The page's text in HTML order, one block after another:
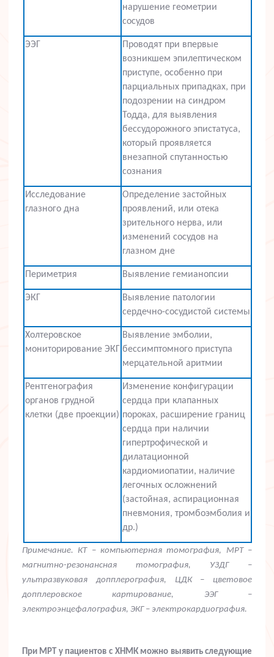
нарушение геометрии
сосудов
ЭЭГ
Проводят при впервые
возникшем эпилептическом
приступе, особенно при
парциальных припадках, при
подозрении на синдром
Тодда, для выявления
бессудорожного эпистатуса,
который проявляется
внезапной спутанностью
сознания
Исследование
глазного дна
Определение застойных
проявлений, или отека
зрительного нерва, или
изменений сосудов на
глазном дне
Периметрия Выявление гемианопсии
ЭКГ
Выявление патологии
сердечно-сосудистой системы
Холтеровское
мониторирование ЭКГ
Выявление эмболии,
бессимптомного приступа
мерцательной аритмии
Рентгенография
органов грудной
клетки (две проекции)
Изменение конфигурации
сердца при клапанных
пороках, расширение границ
сердца при наличии
гипертрофической и
дилатационной
кардиомиопатии, наличие
легочных осложнений
(застойная, аспирационная
пневмония, тромбоэмболия и
др.)
Примечание. КТ – компьютерная томография, МРТ –
магнитно-резонансная томография, УЗДГ –
ультразвуковая допплерография, ЦДК – цветовое
допплеровское картирование, ЭЭГ –
электроэнцефалография, ЭКГ – электрокардиография.
При МРТ у пациентов с ХНМК можно выявить следующие